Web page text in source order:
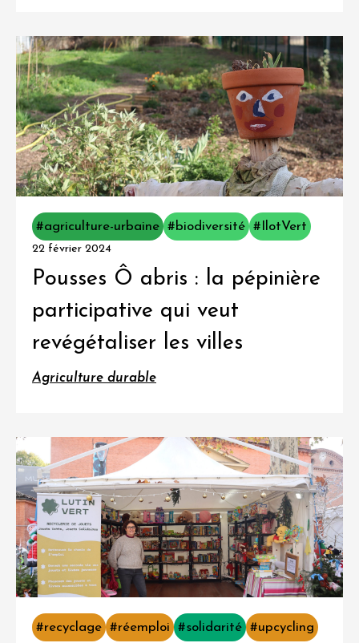
#agriculture-urbaine #biodiversité #IlotVert
22 février 2024
Pousses Ô abris : la pépinière
participative qui veut
revégétaliser les villes
Agriculture durable
#recyclage #réemploi #solidarité #upcycling